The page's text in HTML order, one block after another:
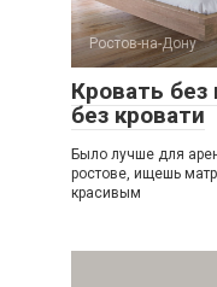
Ростов-на-Дону
Кровать
без кровати
Было лучше для
ростове, ищешь
красивым